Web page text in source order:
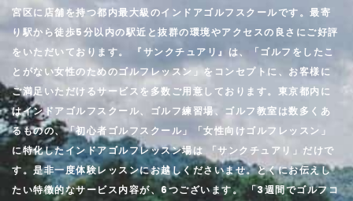
宮区に店舗を持つ都内最大級のインドアゴルフスクールです。最寄
り駅から徒歩5分以内の駅近と抜群の環境やアクセスの良さにご好評
をいただいております。 『サンクチュアリ』は、「ゴルフをしたこ
とがない女性のためのゴルフレッスン」をコンセプトに、お客様に
ご満足いただけるサービスを多数ご用意しております。東京都内に
はインドアゴルフスクール、ゴルフ練習場、ゴルフ教室は数多くあ
るものの、「初心者ゴルフスクール」「女性向けゴルフレッスン」
に特化したインドアゴルフレッスン場は 「サンクチュアリ」だけで
す。是非一度体験レッスンにお越しくださいませ。とくにお伝えし
たい特徴的なサービス内容が、6つございます。 「3週間でゴルフコ